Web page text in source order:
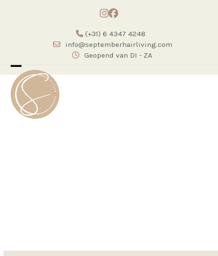
Instagram
Facebook
(+31) 6 4347 4248
info@septemberhairliving.com
Geopend van DI - ZA
Open
mobile
menu
Close
mobile
menu